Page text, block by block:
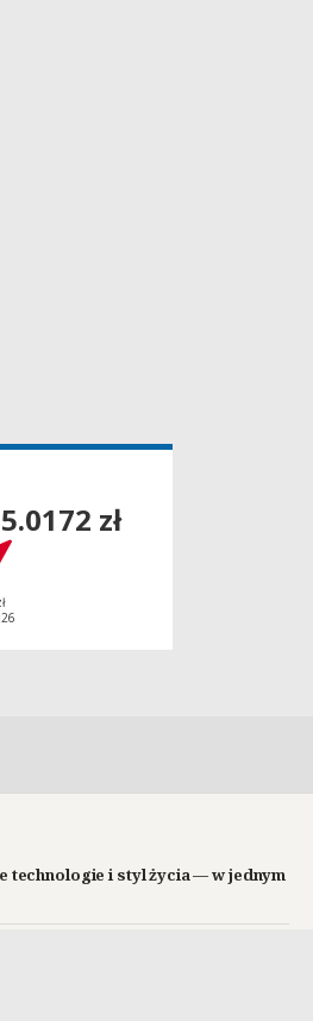
5.0172 zł
technologie i styl życia — w jednym